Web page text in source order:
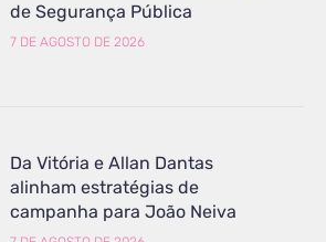
de Segurança Pública
7 DE AGOSTO DE 2026
Da Vitória e Allan Dantas
alinham estratégias de
campanha para João Neiva